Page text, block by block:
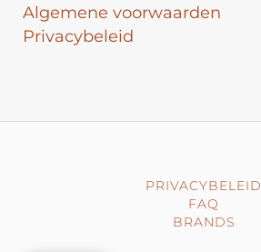
Algemene voorwaarden
Privacybeleid
PRIVACYBELEID
FAQ
BRANDS